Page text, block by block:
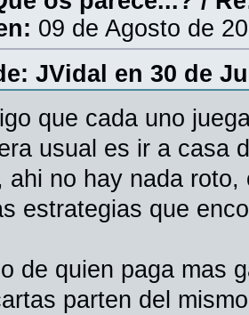
09 de Agosto de
JVidal en 30 de
que cada uno
usual es ir a casa
ahi no hay nada
estrategias que
de quien paga mas
parten del